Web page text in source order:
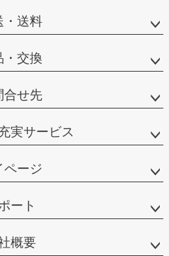
・送料
・交換
合せ先
実サービス
ページ
ート
概要